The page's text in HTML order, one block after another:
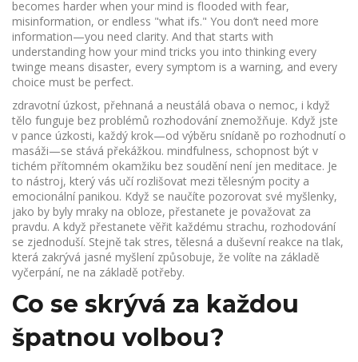
becomes harder when your mind is flooded with fear,
misinformation, or endless "what ifs." You don’t need more
information—you need clarity. And that starts with
understanding how your mind tricks you into thinking every
twinge means disaster, every symptom is a warning, and every
choice must be perfect.
zdravotní úzkost, přehnaná a neustálá obava o nemoc, i když
tělo funguje bez problémů rozhodování znemožňuje. Když jste
v pance úzkosti, každý krok—od výběru snídaně po rozhodnutí o
masáži—se stává překážkou. mindfulness, schopnost být v
tichém přítomném okamžiku bez soudění není jen meditace. Je
to nástroj, který vás učí rozlišovat mezi tělesným pocity a
emocionální panikou. Když se naučíte pozorovat své myšlenky,
jako by byly mraky na obloze, přestanete je považovat za
pravdu. A když přestanete věřit každému strachu, rozhodování
se zjednoduší. Stejně tak stres, tělesná a duševní reakce na tlak,
která zakrývá jasné myšlení způsobuje, že volíte na základě
vyčerpání, ne na základě potřeby.
Co se skrývá za každou
špatnou volbou?